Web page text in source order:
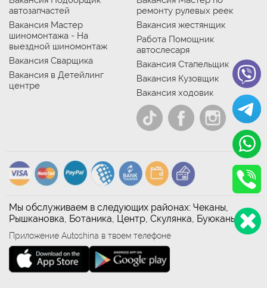
автозапчастей
Вакансия Мастер
шиномонтажа - На
выездной шиномонтаж
Вакансия Сварщика
Вакансия в Детейлинг
центре
ремонту рулевых реек
Вакансия жестянщик
Работа Помощник
автослесаря
Вакансия Стапельщик
Вакансия Кузовщик
Вакансия ходовик
Мы обслуживаем в следующих районах: Чеканы,
Рышкановка, Ботаника, Центр, Скулянка, Буюканы
Приложение Autoshina в твоем телефоне